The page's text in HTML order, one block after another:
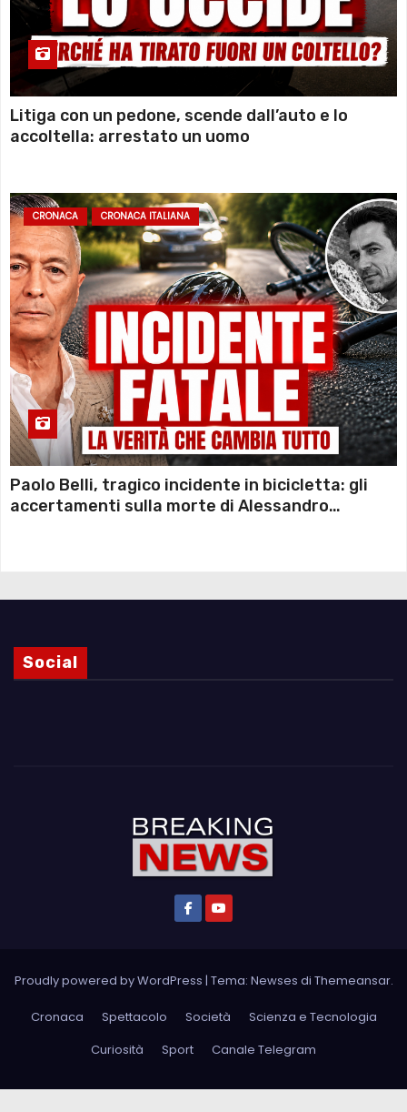
Litiga con un pedone, scende dall’auto e lo
accoltella: arrestato un uomo
CRONACA CRONACA ITALIANA
Paolo Belli, tragico incidente in bicicletta: gli
accertamenti sulla morte di Alessandro
Social
Proudly powered by WordPress | Tema: Newses di Themeansar.
Cronaca Spettacolo Società
Scienza e Tecnologia
Curiosità
Sport Canale Telegram